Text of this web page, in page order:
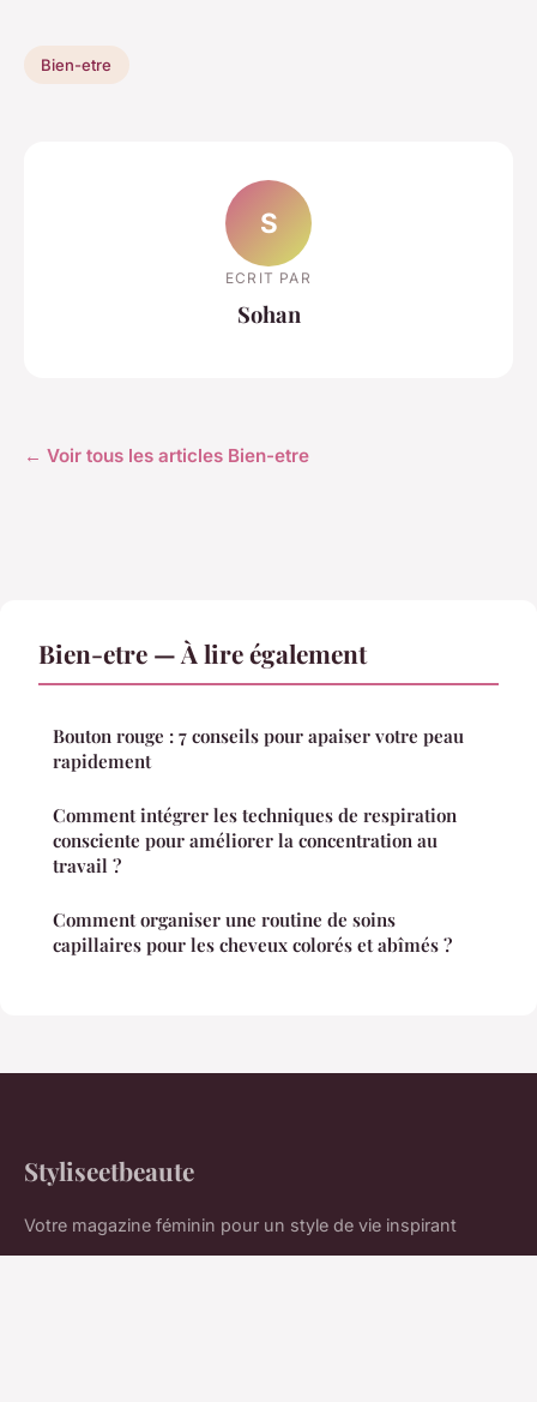
Bien-etre
S
ECRIT PAR
Sohan
← Voir tous les articles Bien-etre
Bien-etre — À lire également
Bouton rouge : 7 conseils pour apaiser votre peau
rapidement
Comment intégrer les techniques de respiration
consciente pour améliorer la concentration au
travail ?
Comment organiser une routine de soins
capillaires pour les cheveux colorés et abîmés ?
Styliseetbeaute
Votre magazine féminin pour un style de vie inspirant